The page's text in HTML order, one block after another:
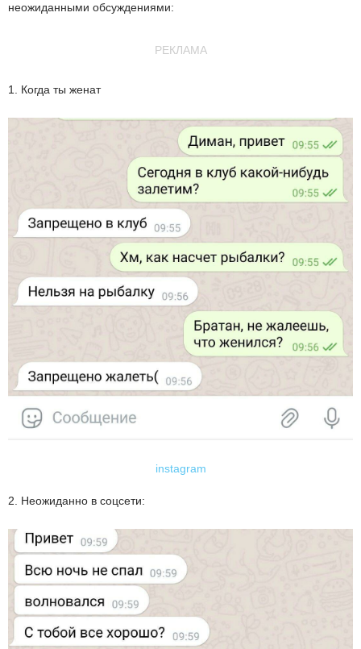
неожиданными обсуждениями:
РЕКЛАМА
1. Когда ты женат
instagram
2. Неожиданно в соцсети: